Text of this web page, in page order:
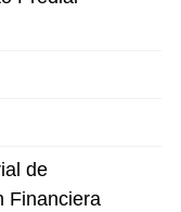
de
Financiera